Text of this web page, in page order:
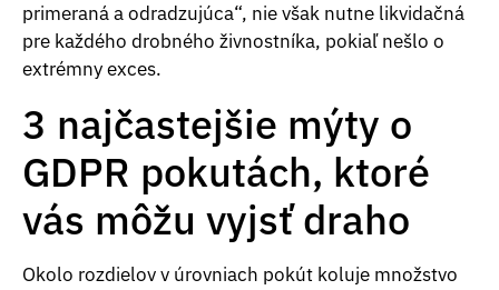
primeraná a odradzujúca“, nie však nutne likvidačná
pre každého drobného živnostníka, pokiaľ nešlo o
extrémny exces.
3 najčastejšie mýty o
GDPR pokutách, ktoré
vás môžu vyjsť draho
Okolo rozdielov v úrovniach pokút koluje množstvo